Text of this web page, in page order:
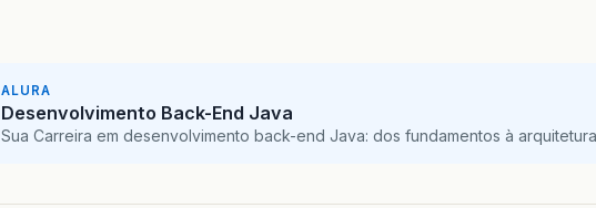
ALURA
Desenvolvimento Back-End Java
Sua Carreira em desenvolvimento back-end Java: dos fundamentos à